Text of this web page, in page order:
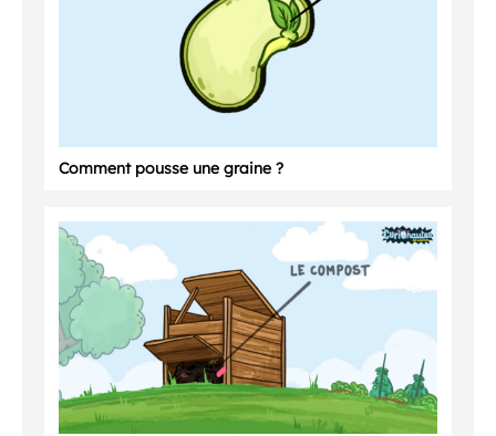
Comment pousse une graine ?